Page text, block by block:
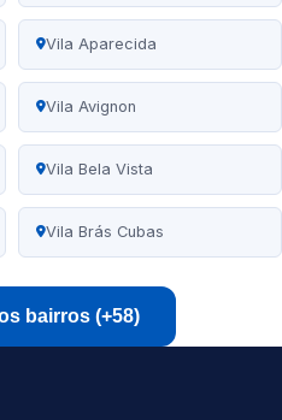
Vila Aparecida
Vila Avignon
Vila Bela Vista
Vila Brás Cubas
bairros (+58)